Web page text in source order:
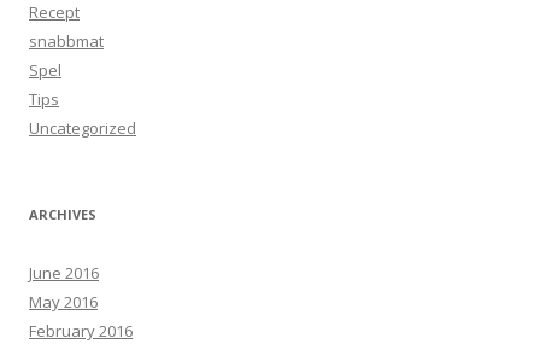
Recept
snabbmat
Spel
Tips
Uncategorized
ARCHIVES
June 2016
May 2016
February 2016